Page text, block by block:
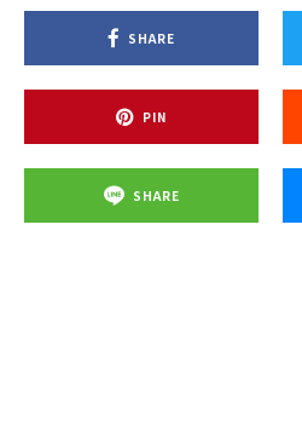
SHARE
PIN
SHARE